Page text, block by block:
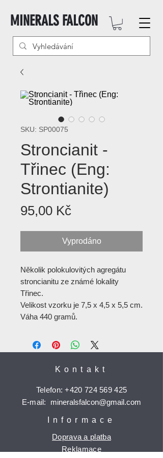
MINERALS FALCON
SKU: SP00075
Stroncianit -
Třinec (Eng:
Strontianite)
95,00 KčCena
Vyprodáno
Několik polokulovitých agregátu
stroncianitu ze známé lokality
Třinec.
Velikost vzorku je 7,5 x 4,5 x 5,5 cm.
Váha 440 gramů.
Kontakt
Telefon:+420 724 569 425
E-mail: mineralsfalcon@gmail.com
Informace
Doprava a platba
Reklamace